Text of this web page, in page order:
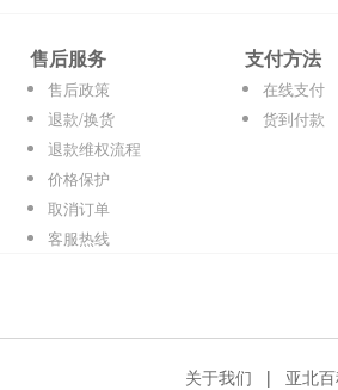
售后服务
售后政策
退款/换货
退款维权流程
价格保护
取消订单
客服热线
支付方法
在线支付
货到付款
关于我们 | 亚北